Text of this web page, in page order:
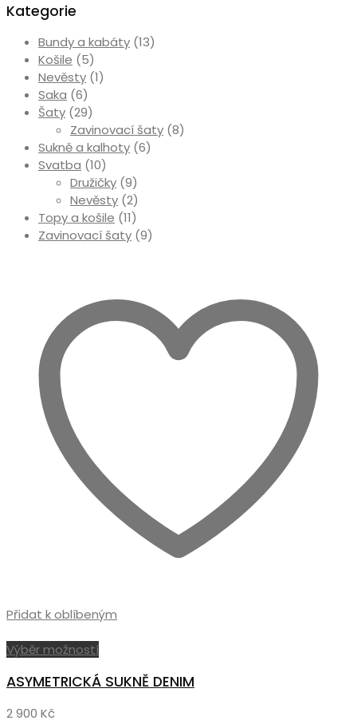
Kategorie
Bundy a kabáty (13)
Košile (5)
Nevěsty (1)
Saka (6)
Šaty (29)
Zavinovací šaty (8)
Sukně a kalhoty (6)
Svatba (10)
Družičky (9)
Nevěsty (2)
Topy a košile (11)
Zavinovací šaty (9)
Přidat k oblíbeným
Výběr možnostíTento
má
ASYMETRICKÁ SUKNĚ DENIM
2 900 Kč